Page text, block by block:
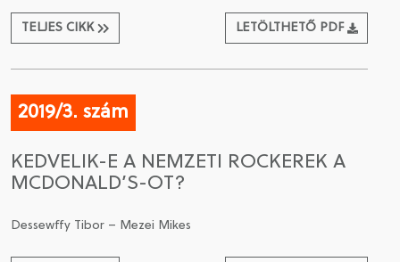
TELJES CIKK LETÖLTHETŐ PDF
2019/3. szám
KEDVELIK-E A NEMZETI ROCKEREK A
MCDONALD’S-OT?
Dessewffy Tibor – Mezei Mikes